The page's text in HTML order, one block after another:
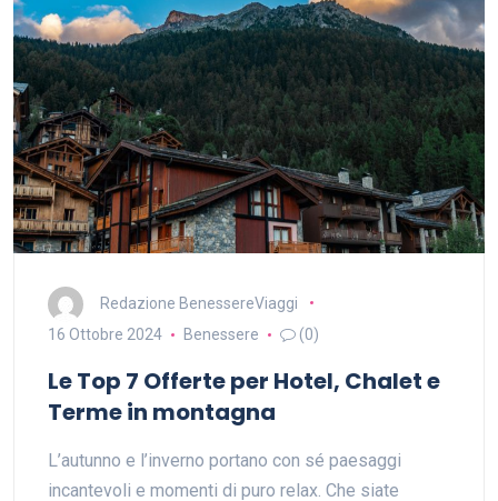
Redazione BenessereViaggi
16 Ottobre 2024
Benessere (0)
Le Top 7 Offerte per Hotel, Chalet e
Terme in montagna
L’autunno e l’inverno portano con sé paesaggi
incantevoli e momenti di puro relax. Che siate